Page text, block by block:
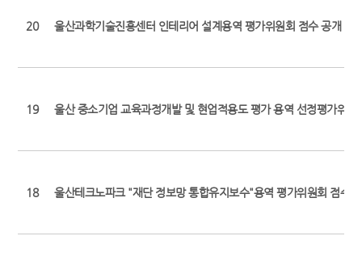
20 울산과학기술진흥센터 인테리어 설계용역 평가위원회 점수 공개
19 울산 중소기업 교육과정개발 및 현업적용도 평가 용역 선정평가위원
18 울산테크노파크 "재단 정보망 통합유지보수"용역 평가위원회 점수